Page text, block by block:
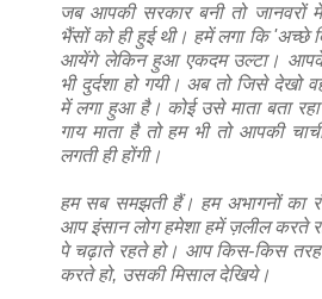
जब आपकी सरकार बनी तो जानवरों
भैंसों को ही हुई थी। हमें लगा कि 'अच्छे
आयेंगे लेकिन हुआ एकदम उल्टा। आपके
भी दुर्दशा हो गयी। अब तो जिसे देखो
में लगा हुआ है। कोई उसे माता बता
गाय माता है तो हम भी तो आपकी
लगती ही होंगी।
हम सब समझती हैं। हम अभागनों का
आप इंसान लोग हमेशा हमें ज़लील करते
पे चढ़ाते रहते हो। आप किस-किस
करते हो, उसकी मिसाल देखिये।